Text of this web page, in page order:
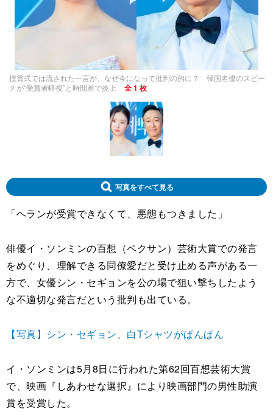
授賞式では流された一言が、なぜ今になって批判の的に？ 韓国名優のスピー
チが“受賞者軽視”と時間差で炎上
全 1 枚
写真をすべて見る
「ヘランが受賞できなくて、悪態もつきました」
俳優イ・ソンミンの百想（ペクサン）芸術大賞での発言
をめぐり、理解できる同僚愛だと受け止める声がある一
方で、女優シン・セギョンを公の場で狙い撃ちしたよう
な不適切な発言だという批判も出ている。
【写真】シン・セギョン、白Tシャツがぱんぱん
イ・ソンミンは5月8日に行われた第62回百想芸術大賞
で、映画『しあわせな選択』により映画部門の男性助演
賞を受賞した。